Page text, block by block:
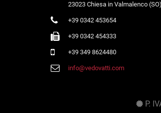
23023 Chiesa in Valmalenco (SO)
+39 0342 453654
+39 0342 454333
+39 349 8624480
info@vedovatti.com
P.